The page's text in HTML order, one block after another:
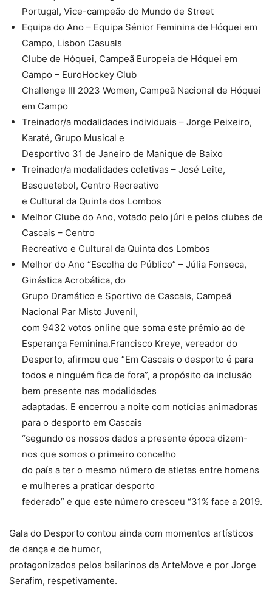
Portugal, Vice-campeão do Mundo de Street
Equipa do Ano – Equipa Sénior Feminina de Hóquei em
Campo, Lisbon Casuals
Clube de Hóquei, Campeã Europeia de Hóquei em
Campo – EuroHockey Club
Challenge III 2023 Women, Campeã Nacional de Hóquei
em Campo
Treinador/a modalidades individuais – Jorge Peixeiro,
Karaté, Grupo Musical e
Desportivo 31 de Janeiro de Manique de Baixo
Treinador/a modalidades coletivas – José Leite,
Basquetebol, Centro Recreativo
e Cultural da Quinta dos Lombos
Melhor Clube do Ano, votado pelo júri e pelos clubes de
Cascais – Centro
Recreativo e Cultural da Quinta dos Lombos
Melhor do Ano “Escolha do Público” – Júlia Fonseca,
Ginástica Acrobática, do
Grupo Dramático e Sportivo de Cascais, Campeã
Nacional Par Misto Juvenil,
com 9432 votos online que soma este prémio ao de
Esperança Feminina.Francisco Kreye, vereador do
Desporto, afirmou que “Em Cascais o desporto é para
todos e ninguém fica de fora”, a propósito da inclusão
bem presente nas modalidades
adaptadas. E encerrou a noite com notícias animadoras
para o desporto em Cascais
“segundo os nossos dados a presente época dizem-
nos que somos o primeiro concelho
do país a ter o mesmo número de atletas entre homens
e mulheres a praticar desporto
federado” e que este número cresceu “31% face a 2019.
Gala do Desporto contou ainda com momentos artísticos
de dança e de humor,
protagonizados pelos bailarinos da ArteMove e por Jorge
Serafim, respetivamente.